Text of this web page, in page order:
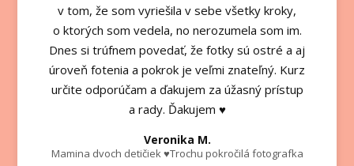
v tom, že som vyriešila v sebe všetky kroky,
o ktorých som vedela, no nerozumela som im.
Dnes si trúfnem povedať, že fotky sú ostré a aj
úroveň fotenia a pokrok je veľmi znateľný. Kurz
určite odporúčam a ďakujem za úžasný prístup
a rady. Ďakujem ♥️
Veronika M.
Mamina dvoch detičiek ♥️Trochu pokročilá fotografka